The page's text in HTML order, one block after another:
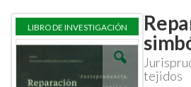
tejidos
Skip
the
Skip
the
beginning
LIBRO DE INVESTIGACIÓN